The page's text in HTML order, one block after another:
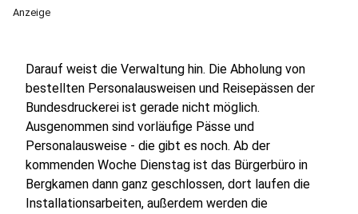
Anzeige
Darauf weist die Verwaltung hin. Die Abholung von
bestellten Personalausweisen und Reisepässen der
Bundesdruckerei ist gerade nicht möglich.
Ausgenommen sind vorläufige Pässe und
Personalausweise - die gibt es noch. Ab der
kommenden Woche Dienstag ist das Bürgerbüro in
Bergkamen dann ganz geschlossen, dort laufen die
Installationsarbeiten, außerdem werden die